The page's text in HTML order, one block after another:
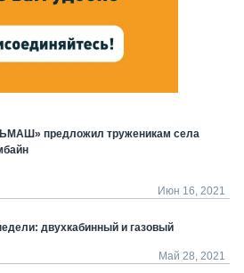
предложил труженикам села
Июн 16, 2021
двухкабинный и газовый
Май 28, 2021